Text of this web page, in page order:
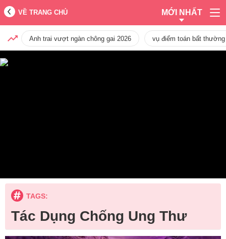
VỀ TRANG CHỦ MỚI NHẤT
Anh trai vượt ngàn chông gai 2026 vụ điểm toán bất
TAGS:
Tác Dụng Chống Ung Thư